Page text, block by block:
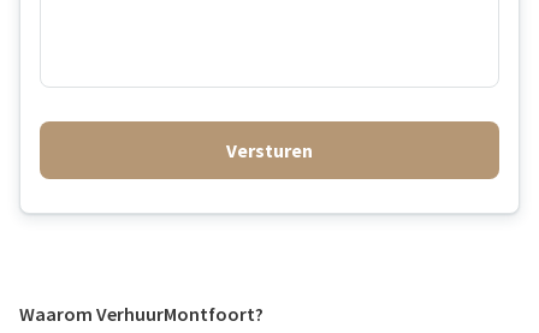
Versturen
Waarom VerhuurMontfoort?